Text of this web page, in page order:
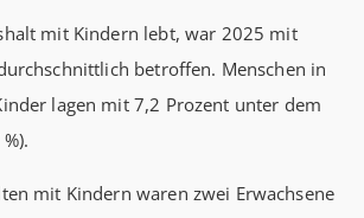
mit Kindern lebt, war 2025 mit
betroffen. Menschen in
lagen mit 7,2 Prozent unter dem
mit Kindern waren zwei Erwachsene